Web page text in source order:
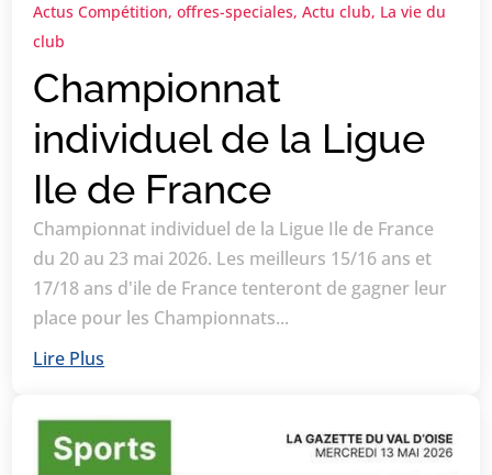
Championnat
individuel de la Ligue
Ile de France
Actus Compétition,offres-speciales,Actu club, La vie du
club
Championnat individuel de la Ligue Ile de France
du 20 au 23 mai 2026. Les meilleurs 15/16 ans et
17/18 ans d'ile de France tenteront de gagner leur
place pour les Championnats...
Lire Plus